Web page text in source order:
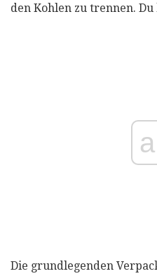
den Kohlen zu trennen.
Die grundlegenden